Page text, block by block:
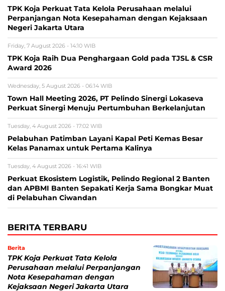
TPK Koja Perkuat Tata Kelola Perusahaan melalui
Perpanjangan Nota Kesepahaman dengan Kejaksaan
Negeri Jakarta Utara
Friday, 7 August 2026 - 14:10 WIB
TPK Koja Raih Dua Penghargaan Gold pada TJSL & CSR
Award 2026
Wednesday, 5 August 2026 - 06:14 WIB
Town Hall Meeting 2026, PT Pelindo Sinergi Lokaseva
Perkuat Sinergi Menuju Pertumbuhan Berkelanjutan
Tuesday, 4 August 2026 - 17:02 WIB
Pelabuhan Patimban Layani Kapal Peti Kemas Besar
Kelas Panamax untuk Pertama Kalinya
Tuesday, 4 August 2026 - 16:41 WIB
Perkuat Ekosistem Logistik, Pelindo Regional 2 Banten
dan APBMI Banten Sepakati Kerja Sama Bongkar Muat
di Pelabuhan Ciwandan
BERITA TERBARU
Berita
TPK Koja Perkuat Tata Kelola
Perusahaan melalui Perpanjangan
Nota Kesepahaman dengan
Kejaksaan Negeri Jakarta Utara